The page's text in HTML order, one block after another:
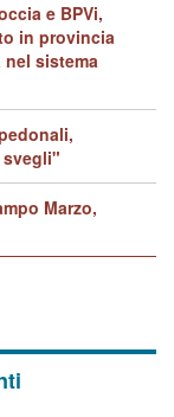
e BPVi,
in provincia
nel sistema
svegli"
Marzo,